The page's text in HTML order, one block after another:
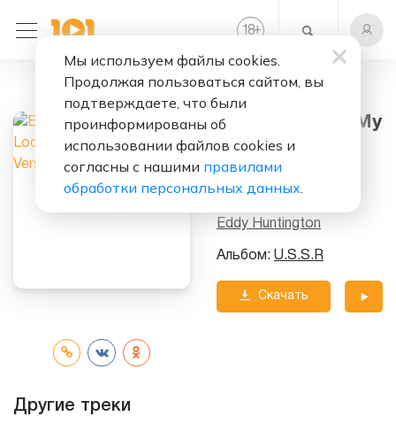
18+
Take A Look In My
Heart (Rock
Version)
Eddy Huntington
Альбом: U.S.S.R
Скачать
Другие треки
Мы используем файлы cookies.
Продолжая пользоваться сайтом, вы
подтверждаете, что были
проинформированы об
использовании файлов cookies и
согласны с нашими правилами
обработки персональных данных.